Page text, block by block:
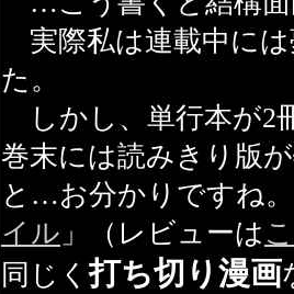
実際私は連載中に
た。
しかし、単行本が2
巻末には読みきり版
と…お分かりですね
イル 」 （レビューは
同じく打ち切り漫画